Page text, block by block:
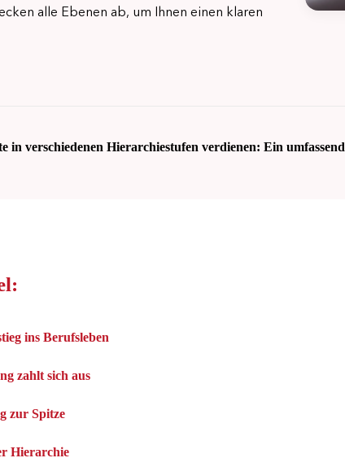
alle Ebenen ab, um Ihnen einen klaren
in verschiedenen Hierarchiestufen verdienen: Ein
ins Berufsleben
zahlt sich aus
zur Spitze
Hierarchie